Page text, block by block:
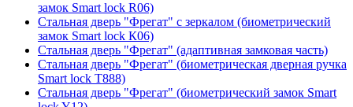
замок Smart lock R06)
Стальная дверь "Фрегат" с зеркалом (биометрический
замок Smart lock К06)
Стальная дверь "Фрегат" (адаптивная замковая часть)
Стальная дверь "Фрегат" (биометрическая дверная ручка
Smart lock T888)
Стальная дверь "Фрегат" (биометрический замок Smart